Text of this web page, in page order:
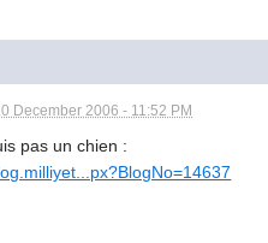
December 2006 - 11:52 PM
pas un chien :